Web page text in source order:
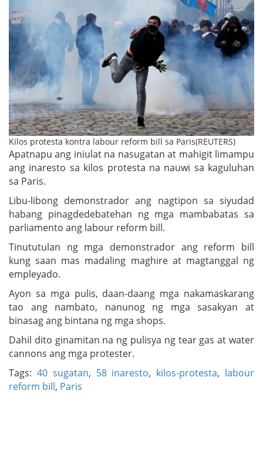
Kilos protesta kontra labour reform bill sa Paris(REUTERS)
Apatnapu ang iniulat na nasugatan at mahigit limampu
ang inaresto sa kilos protesta na nauwi sa kaguluhan
sa Paris.
Libu-libong demonstrador ang nagtipon sa siyudad
habang pinagdedebatehan ng mga mambabatas sa
parliamento ang labour reform bill.
Tinututulan ng mga demonstrador ang reform bill
kung saan mas madaling maghire at magtanggal ng
empleyado.
Ayon sa mga pulis, daan-daang mga nakamaskarang
tao ang nambato, nanunog ng mga sasakyan at
binasag ang bintana ng mga shops.
Dahil dito ginamitan na ng pulisya ng tear gas at water
cannons ang mga protester.
Tags: 40 sugatan, 58 inaresto, kilos-protesta, labour
reform bill, Paris